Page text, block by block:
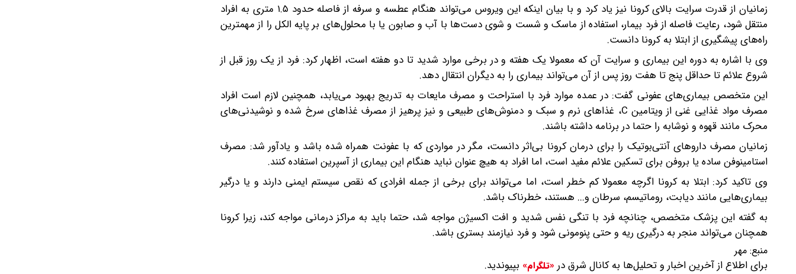
زمانیان از قدرت سرایت بالای کرونا نیز یاد کرد و با بیان اینکه این ویروس می‌تواند هنگام عطسه و سرفه از فاصله حدود ۱.۵ متری به افراد
منتقل شود، رعایت فاصله از فرد بیمار، استفاده از ماسک و شست و شوی دست‌ها با آب و صابون یا با محلول‌های بر پایه الکل را از مهمترین
راه‌های پیشگیری از ابتلا به کرونا دانست.
وی با اشاره به دوره این بیماری و سرایت آن که معمولا یک هفته و در برخی موارد شدید تا دو هفته است، اظهار کرد: فرد از یک روز قبل از
شروع علائم تا حداقل پنج تا هفت روز پس از آن می‌تواند بیماری را به دیگران انتقال دهد.
این متخصص بیماری‌های عفونی گفت: در عمده موارد فرد با استراحت و مصرف مایعات به تدریج بهبود می‌یابد، همچنین لازم است افراد
مصرف مواد غذایی غنی از ویتامین C، غذاهای نرم و سبک و دمنوش‌های طبیعی و نیز پرهیز از مصرف غذاهای سرخ شده و نوشیدنی‌های
محرک مانند قهوه و نوشابه را حتما در برنامه داشته باشند.
زمانیان مصرف داروهای آنتی‌بوتیک را برای درمان کرونا بی‌اثر دانست، مگر در مواردی که با عفونت همراه شده باشد و یادآور شد: مصرف
استامینوفن ساده یا بروفن برای تسکین علائم مفید است، اما افراد به هیچ عنوان نباید هنگام این بیماری از آسپرین استفاده کنند.
وی تاکید کرد: ابتلا به کرونا اگرچه معمولا کم خطر است، اما می‌تواند برای برخی از جمله افرادی که نقص سیستم ایمنی دارند و یا درگیر
بیماری‌هایی مانند دیابت، روماتیسم، سرطان و... هستند، خطرناک باشد.
به گفته این پزشک متخصص، چنانچه فرد با تنگی نفس شدید و افت اکسیژن مواجه شد، حتما باید به مراکز درمانی مواجه کند، زیرا کرونا
همچنان می‌تواند منجر به درگیری ریه و حتی پنومونی شود و فرد نیازمند بستری باشد.
منبع: مهر
برای اطلاع از آخرین اخبار و تحلیل‌ها به کانال شرق در «تلگرام» بپیوندید.